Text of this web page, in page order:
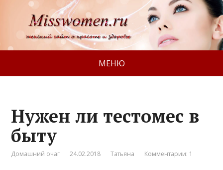
МЕНЮ
Нужен ли тестомес в
быту
Домашний очаг 24.02.2018 Татьяна Комментарии: 1